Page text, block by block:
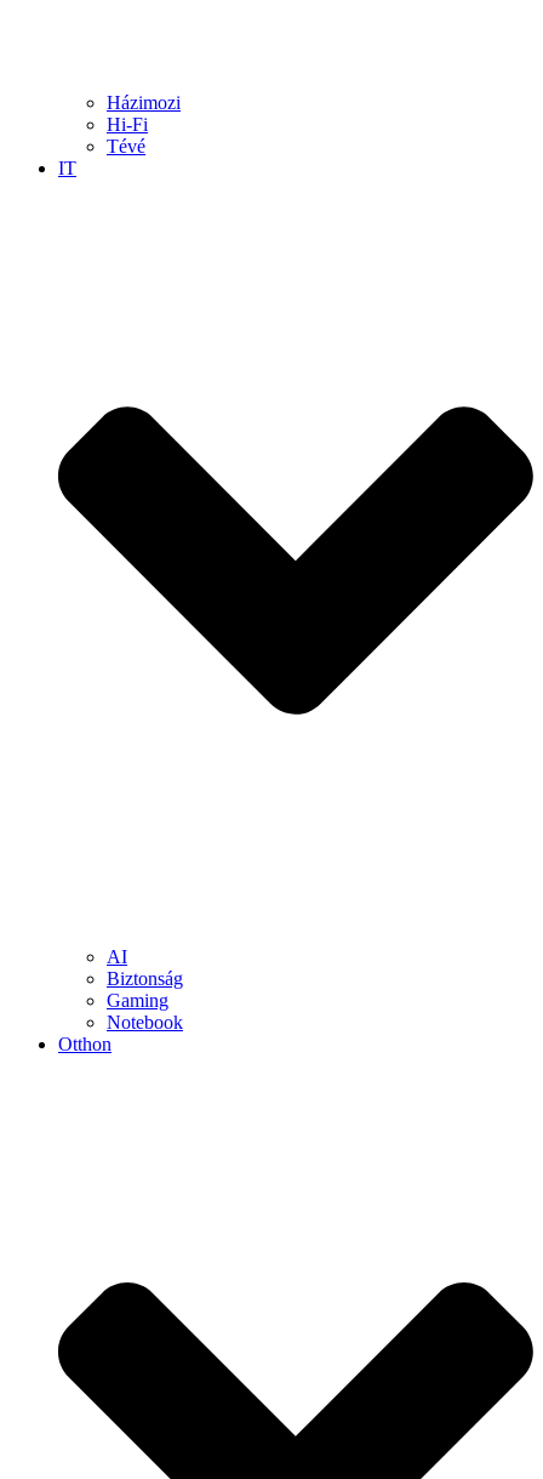
Házimozi
Hi-Fi
Tévé
IT
AI
Biztonság
Gaming
Notebook
Otthon